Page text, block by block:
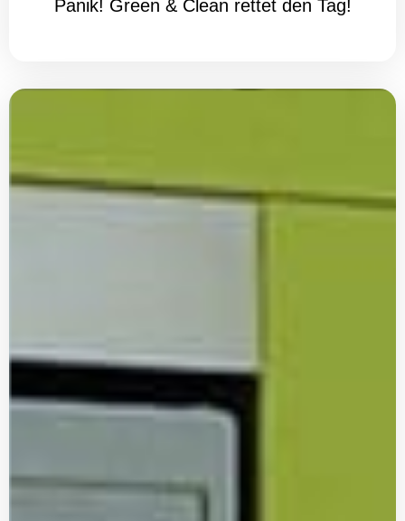
Panik! Green & Clean rettet den Tag!